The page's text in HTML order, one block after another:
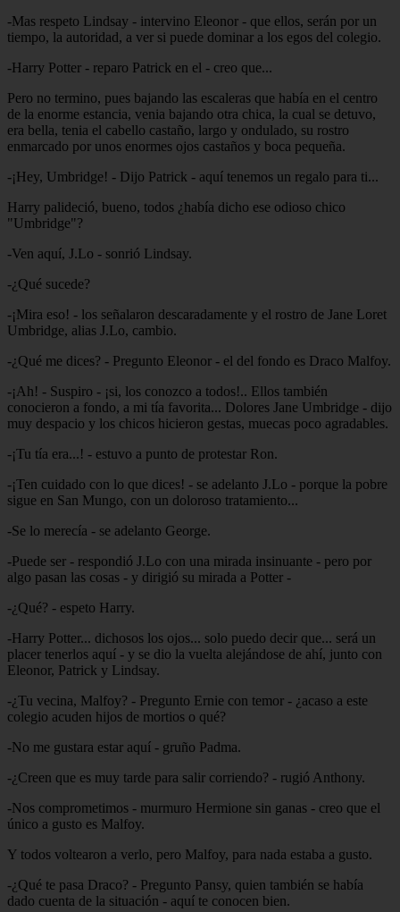
-Mas respeto Lindsay - intervino Eleonor - que ellos, serán por un
tiempo, la autoridad, a ver si puede dominar a los egos del colegio.
-Harry Potter - reparo Patrick en el - creo que...
Pero no termino, pues bajando las escaleras que había en el centro
de la enorme estancia, venia bajando otra chica, la cual se detuvo,
era bella, tenia el cabello castaño, largo y ondulado, su rostro
enmarcado por unos enormes ojos castaños y boca pequeña.
-¡Hey, Umbridge! - Dijo Patrick - aquí tenemos un regalo para ti...
Harry palideció, bueno, todos ¿había dicho ese odioso chico
"Umbridge"?
-Ven aquí, J.Lo - sonrió Lindsay.
-¿Qué sucede?
-¡Mira eso! - los señalaron descaradamente y el rostro de Jane Loret
Umbridge, alias J.Lo, cambio.
-¿Qué me dices? - Pregunto Eleonor - el del fondo es Draco Malfoy.
-¡Ah! - Suspiro - ¡si, los conozco a todos!.. Ellos también
conocieron a fondo, a mi tía favorita... Dolores Jane Umbridge - dijo
muy despacio y los chicos hicieron gestas, muecas poco agradables.
-¡Tu tía era...! - estuvo a punto de protestar Ron.
-¡Ten cuidado con lo que dices! - se adelanto J.Lo - porque la pobre
sigue en San Mungo, con un doloroso tratamiento...
-Se lo merecía - se adelanto George.
-Puede ser - respondió J.Lo con una mirada insinuante - pero por
algo pasan las cosas - y dirigió su mirada a Potter -
-¿Qué? - espeto Harry.
-Harry Potter... dichosos los ojos... solo puedo decir que... será un
placer tenerlos aquí - y se dio la vuelta alejándose de ahí, junto con
Eleonor, Patrick y Lindsay.
-¿Tu vecina, Malfoy? - Pregunto Ernie con temor - ¿acaso a este
colegio acuden hijos de mortios o qué?
-No me gustara estar aquí - gruño Padma.
-¿Creen que es muy tarde para salir corriendo? - rugió Anthony.
-Nos comprometimos - murmuro Hermione sin ganas - creo que el
único a gusto es Malfoy.
Y todos voltearon a verlo, pero Malfoy, para nada estaba a gusto.
-¿Qué te pasa Draco? - Pregunto Pansy, quien también se había
dado cuenta de la situación - aquí te conocen bien.